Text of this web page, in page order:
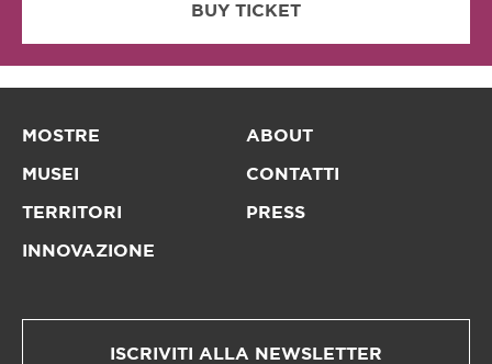
BUY TICKET
MOSTRE
MUSEI
TERRITORI
INNOVAZIONE
ABOUT
CONTATTI
PRESS
ISCRIVITI ALLA NEWSLETTER